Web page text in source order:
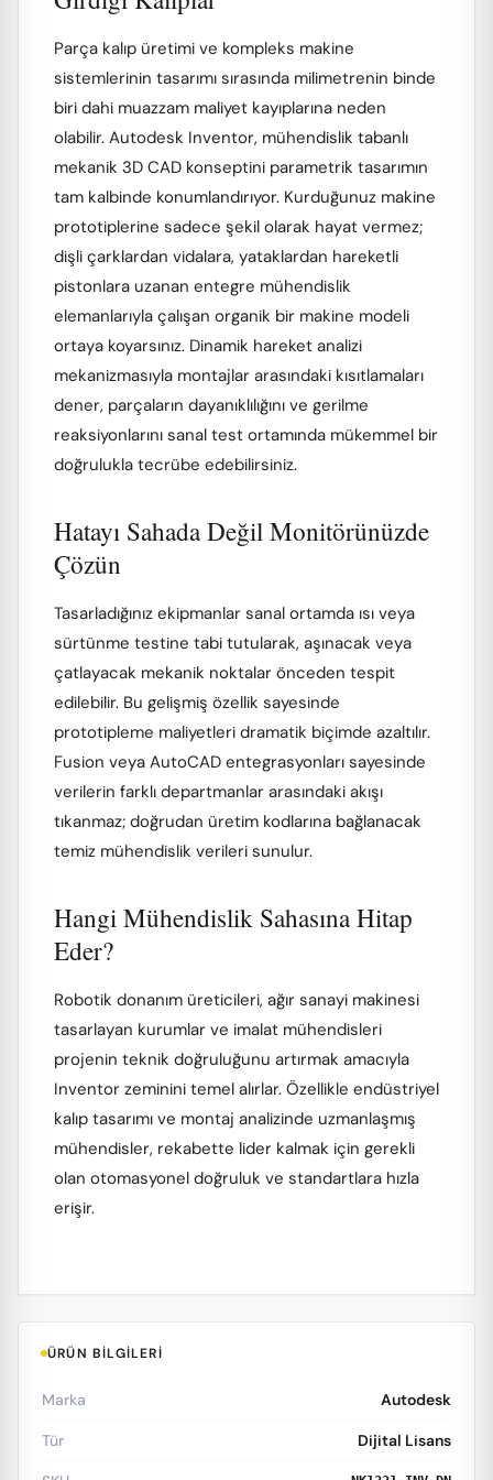
Parça kalıp üretimi ve kompleks makine
sistemlerinin tasarımı sırasında milimetrenin binde
biri dahi muazzam maliyet kayıplarına neden
olabilir. Autodesk Inventor, mühendislik tabanlı
mekanik 3D CAD konseptini parametrik tasarımın
tam kalbinde konumlandırıyor. Kurduğunuz makine
prototiplerine sadece şekil olarak hayat vermez;
dişli çarklardan vidalara, yataklardan hareketli
pistonlara uzanan entegre mühendislik
elemanlarıyla çalışan organik bir makine modeli
ortaya koyarsınız. Dinamik hareket analizi
mekanizmasıyla montajlar arasındaki kısıtlamaları
dener, parçaların dayanıklılığını ve gerilme
reaksiyonlarını sanal test ortamında mükemmel bir
doğrulukla tecrübe edebilirsiniz.
Hatayı Sahada Değil Monitörünüzde
Çözün
Tasarladığınız ekipmanlar sanal ortamda ısı veya
sürtünme testine tabi tutularak, aşınacak veya
çatlayacak mekanik noktalar önceden tespit
edilebilir. Bu gelişmiş özellik sayesinde
prototipleme maliyetleri dramatik biçimde azaltılır.
Fusion veya AutoCAD entegrasyonları sayesinde
verilerin farklı departmanlar arasındaki akışı
tıkanmaz; doğrudan üretim kodlarına bağlanacak
temiz mühendislik verileri sunulur.
Hangi Mühendislik Sahasına Hitap
Eder?
Robotik donanım üreticileri, ağır sanayi makinesi
tasarlayan kurumlar ve imalat mühendisleri
projenin teknik doğruluğunu artırmak amacıyla
Inventor zeminini temel alırlar. Özellikle endüstriyel
kalıp tasarımı ve montaj analizinde uzmanlaşmış
mühendisler, rekabette lider kalmak için gerekli
olan otomasyonel doğruluk ve standartlara hızla
erişir.
ÜRÜN BILGILERI
Marka Autodesk
Tür Dijital Lisans